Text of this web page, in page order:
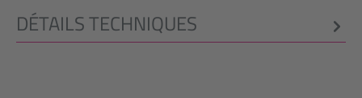
DÉTAILS TECHNIQUES